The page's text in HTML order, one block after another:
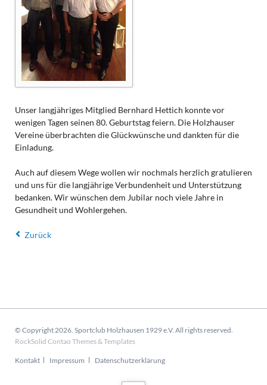
Unser langjähriges Mitglied Bernhard Hettich konnte vor
wenigen Tagen seinen 80. Geburtstag feiern. Die Holzhauser
Vereine überbrachten die Glückwünsche und dankten für die
Einladung.
Auch auf diesem Wege wollen wir nochmals herzlich gratulieren
und uns für die langjährige Verbundenheit und Unterstützung
bedanken. Wir wünschen dem Jubilar noch viele Jahre in
Gesundheit und Wohlergehen.
Zurück
© Copyright 2026. Sportclub Holzhausen 1929 e.V. All rights reserved.
RockSolid Contao Themes & Templates
Navigation
Kontakt Impressum Datenschutzerklärung